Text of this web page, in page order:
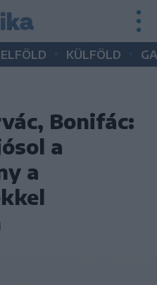
KÜLFÖLD
Bonifác:
a
a